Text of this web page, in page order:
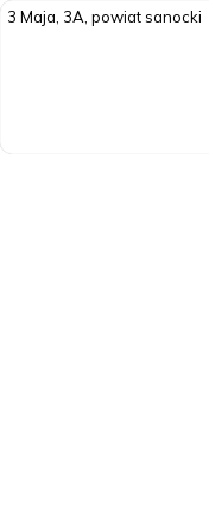
3 Maja, 3A, powiat sanocki